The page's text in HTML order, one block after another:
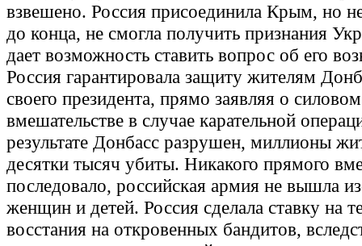
взвешено. Россия присоединила Крым, но
до конца, не смогла получить признания
дает возможность ставить вопрос об его
Россия гарантировала защиту жителям
своего президента, прямо заявляя о силовом
вмешательстве в случае карательной
результате Донбасс разрушен, миллионы
десятки тысяч убиты. Никакого прямого
последовало, российская армия не вышла
женщин и детей. Россия сделала ставку на
восстания на откровенных бандитов,